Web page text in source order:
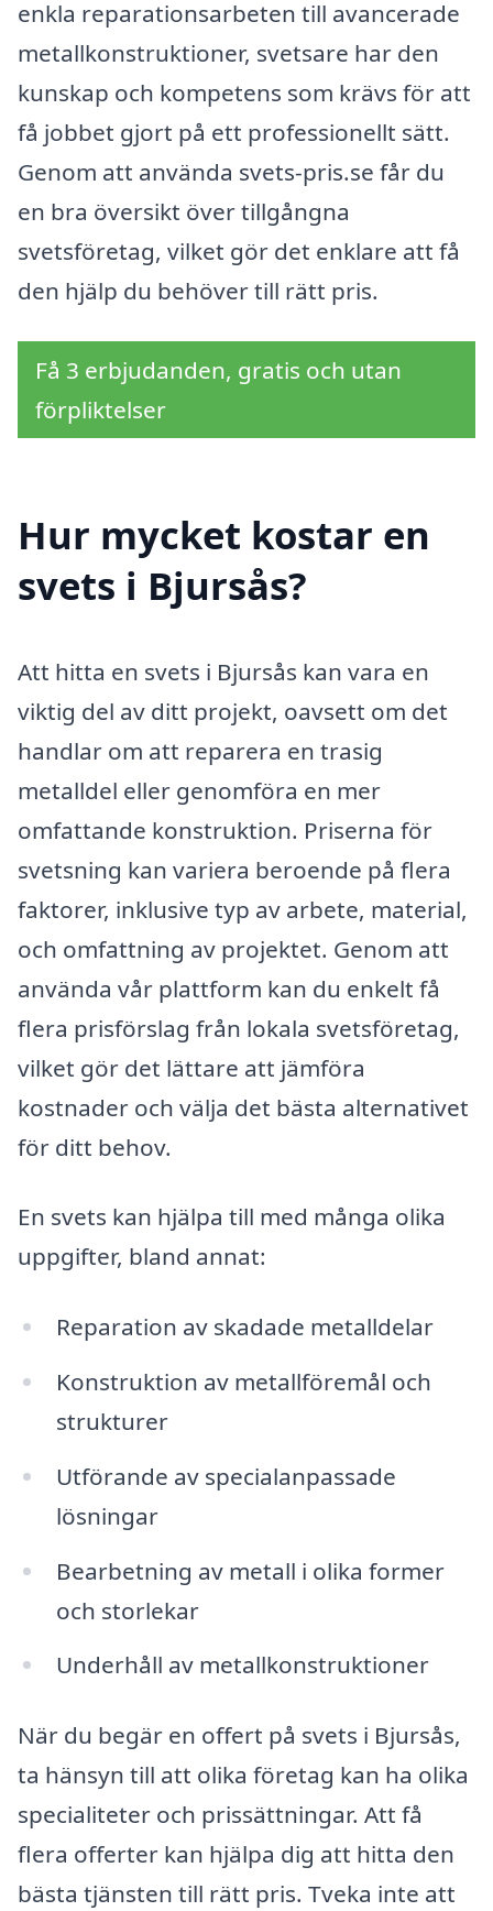
enkla reparationsarbeten till avancerade
metallkonstruktioner, svetsare har den
kunskap och kompetens som krävs för att
få jobbet gjort på ett professionellt sätt.
Genom att använda svets-pris.se får du
en bra översikt över tillgångna
svetsföretag, vilket gör det enklare att få
den hjälp du behöver till rätt pris.
Få 3 erbjudanden, gratis och utan
förpliktelser
Hur mycket kostar en
svets i Bjursås?
Att hitta en svets i Bjursås kan vara en
viktig del av ditt projekt, oavsett om det
handlar om att reparera en trasig
metalldel eller genomföra en mer
omfattande konstruktion. Priserna för
svetsning kan variera beroende på flera
faktorer, inklusive typ av arbete, material,
och omfattning av projektet. Genom att
använda vår plattform kan du enkelt få
flera prisförslag från lokala svetsföretag,
vilket gör det lättare att jämföra
kostnader och välja det bästa alternativet
för ditt behov.
En svets kan hjälpa till med många olika
uppgifter, bland annat:
Reparation av skadade metalldelar
Konstruktion av metallföremål och
strukturer
Utförande av specialanpassade
lösningar
Bearbetning av metall i olika former
och storlekar
Underhåll av metallkonstruktioner
När du begär en offert på svets i Bjursås,
ta hänsyn till att olika företag kan ha olika
specialiteter och prissättningar. Att få
flera offerter kan hjälpa dig att hitta den
bästa tjänsten till rätt pris. Tveka inte att